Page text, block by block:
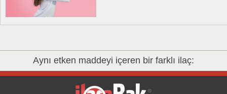
Aynı etken maddeyi içeren bir farklı ilaç: